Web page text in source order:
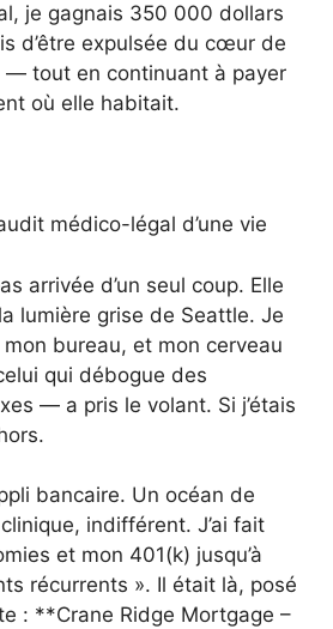
je gagnais 350 000 dollars
d’être expulsée du cœur de
— tout en continuant à payer
où elle habitait.
médico-légal d’une vie
arrivée d’un seul coup. Elle
lumière grise de Seattle. Je
bureau, et mon cerveau
qui débogue des
— a pris le volant. Si j’étais
bancaire. Un océan de
indifférent. J’ai fait
et mon 401(k) jusqu’à
récurrents ». Il était là, posé
: **Crane Ridge Mortgage –